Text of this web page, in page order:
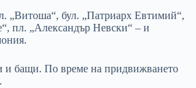
„Витоша“, бул. „Патриарх Евтимий“,
пл. „Александър Невски“ – и
и бащи. По време на придвижването